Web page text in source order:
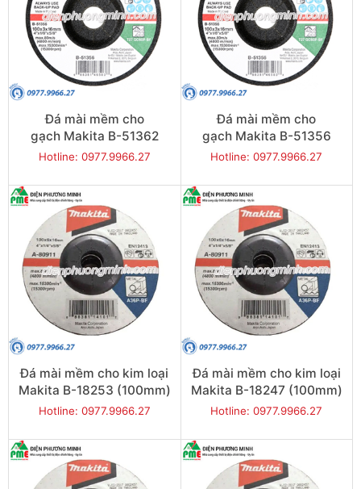
Đá mài mềm cho
gạch Makita B-51362
(100mm)
Hotline: 0977.9966.27
Đá mài mềm cho
gạch Makita B-51356
(100mm)
Hotline: 0977.9966.27
Đá mài mềm cho kim loại
Makita B-18253 (100mm)
Hotline: 0977.9966.27
Đá mài mềm cho kim loại
Makita B-18247 (100mm)
Hotline: 0977.9966.27